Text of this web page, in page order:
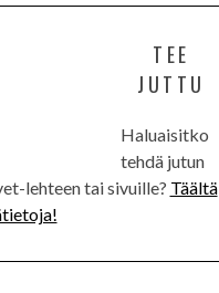
TEE
JUTTU
Haluaisitko
tehdä jutun
lehteen tai sivuille? Täältä